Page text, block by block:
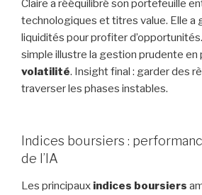
Claire a rééquilibré son portefeuille
technologiques et titres value. Elle a
liquidités pour profiter
simple illustre la gestion prudente en
volatilité. Insight final : garder des
traverser les phases instables.
Indices boursiers :
de l’IA
Les principaux indices boursiers